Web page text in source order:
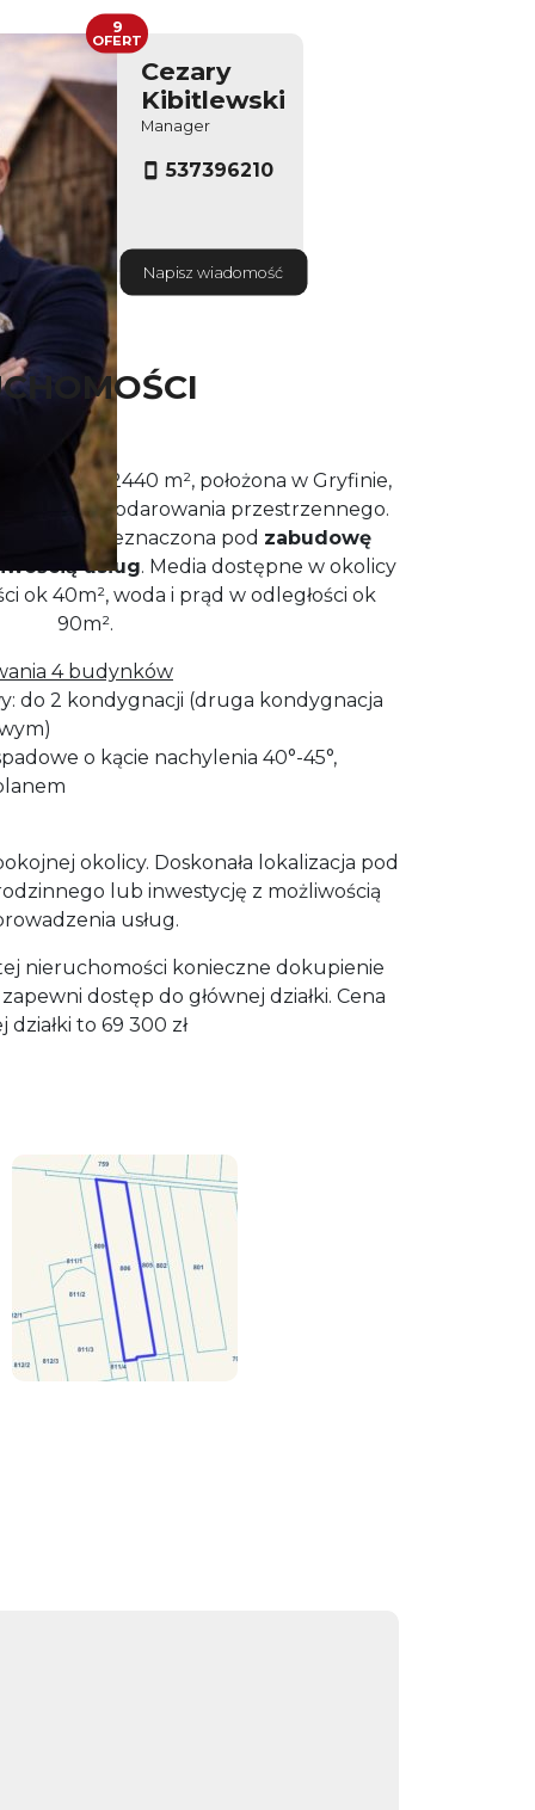
Cezary
Kibitlewski
Manager
537396210
Napisz wiadomość
9
OFERT
2440 m², położona w Gryfinie,
zagospodarowania przestrzennego.
przeznaczona pod zabudowę
usług. Media dostępne w okolicy
ok 40m², woda i prąd w odległości ok
90m².
4 budynków
do 2 kondygnacji (druga kondygnacja
o kącie nachylenia 40°-45°,
okolicy. Doskonała lokalizacja pod
lub inwestycję z możliwością
usług.
nieruchomości konieczne dokupienie
dostęp do głównej działki. Cena
działki to 69 300 zł